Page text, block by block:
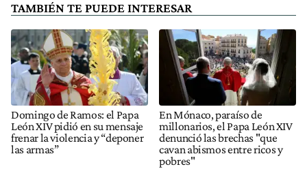
TAMBIÉN TE PUEDE INTERESAR
Domingo de Ramos: el Papa
León XIV pidió en su mensaje
frenar la violencia y “deponer
las armas”
En Mónaco, paraíso de
millonarios, el Papa León XIV
denunció las brechas "que
cavan abismos entre ricos y
pobres"